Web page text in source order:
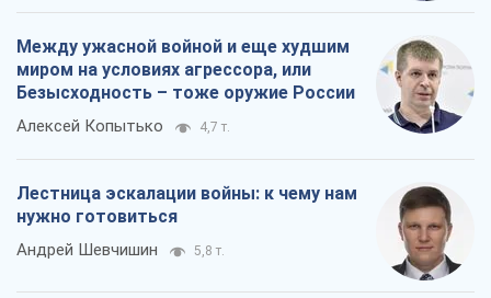
Между ужасной войной и еще худшим
миром на условиях агрессора, или
Безысходность – тоже оружие России
Алексей Копытько 4,7 т.
Лестница эскалации войны: к чему нам
нужно готовиться
Андрей Шевчишин 5,8 т.